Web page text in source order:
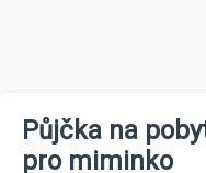
Půjčka na
pro miminko